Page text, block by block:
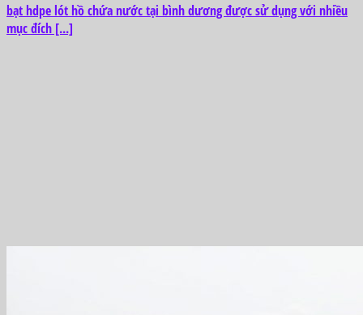
bạt hdpe lót hồ chứa nước tại bình dương được sử dụng với nhiều
mục đích [...]